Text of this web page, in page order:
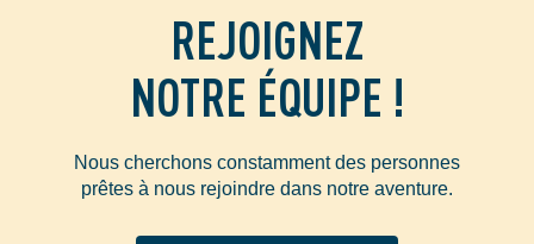
REJOIGNEZ
NOTRE ÉQUIPE !
Nous cherchons constamment des personnes
prêtes à nous rejoindre dans notre aventure.